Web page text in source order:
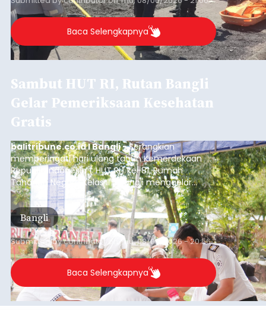
Baca Selengkapnya
Sambut HUT RI, Rutan Bangli
Gelar Pemeriksaan Kesehatan
Gratis
balitribune.co.id I Bangli -Serangkian
memperingati hari ulang tahun Kemerdekaan
Republik Indonesia ( HUT RI) ke-81, Rumah
Tahanan Negara Kelas II B Bangli menggelar
kegiatan pemeriksaan kesehatan gratis, Rabu
(6/8/2026).
Bangli
Submitted bycontributor Thu, 08/06/2026 - 20:56
Baca Selengkapnya